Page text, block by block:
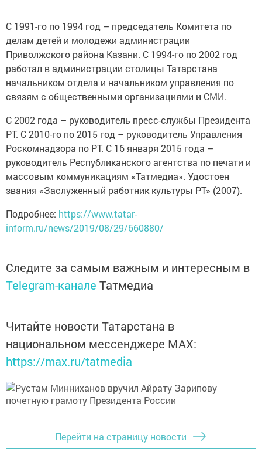
С 1991-го по 1994 год – председатель Комитета по
делам детей и молодежи администрации
Приволжского района Казани. С 1994-го по 2002 год
работал в администрации столицы Татарстана
начальником отдела и начальником управления по
связям с общественными организациями и СМИ.
С 2002 года – руководитель пресс-службы Президента
РТ. С 2010-го по 2015 год – руководитель Управления
Роскомнадзора по РТ. С 16 января 2015 года –
руководитель Республиканского агентства по печати и
массовым коммуникациям «Татмедиа». Удостоен
звания «Заслуженный работник культуры РТ» (2007).
Подробнее: https://www.tatar-
inform.ru/news/2019/08/29/660880/
Следите за самым важным и интересным в
Telegram-канале Татмедиа
Читайте новости Татарстана в
национальном мессенджере MАХ:
https://max.ru/tatmedia
Перейти на страницу новости